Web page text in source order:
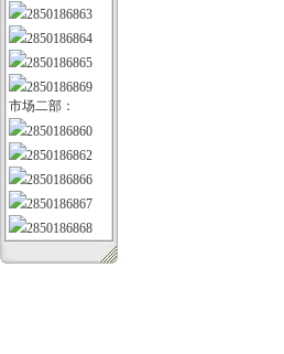
2850186863
2850186864
2850186865
2850186869
市场二部：
2850186860
2850186862
2850186866
2850186867
2850186868